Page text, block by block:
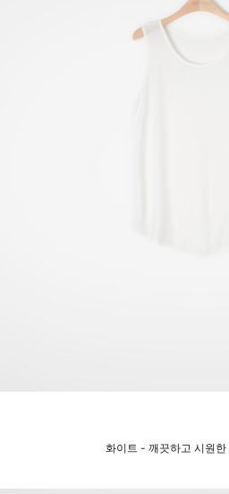
화이트 - 깨끗하고 시원한